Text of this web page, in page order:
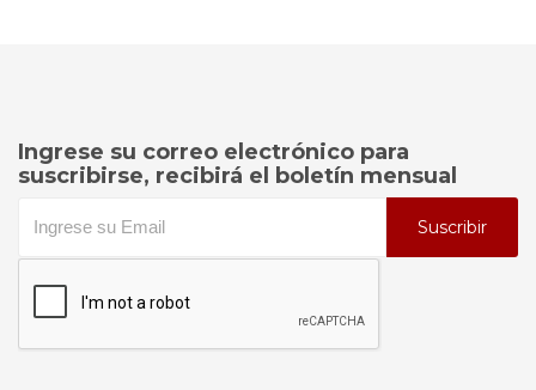
Ingrese su correo electrónico para
suscribirse, recibirá el boletín mensual
Suscribir